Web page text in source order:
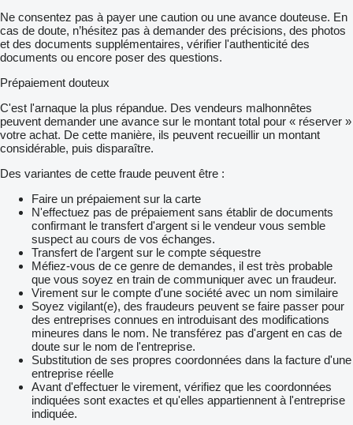
Ne consentez pas à payer une caution ou une avance douteuse. En
cas de doute, n’hésitez pas à demander des précisions, des photos
et des documents supplémentaires, vérifier l'authenticité des
documents ou encore poser des questions.
Prépaiement douteux
C'est l'arnaque la plus répandue. Des vendeurs malhonnêtes
peuvent demander une avance sur le montant total pour « réserver »
votre achat. De cette manière, ils peuvent recueillir un montant
considérable, puis disparaître.
Des variantes de cette fraude peuvent être :
Faire un prépaiement sur la carte
N'effectuez pas de prépaiement sans établir de documents
confirmant le transfert d'argent si le vendeur vous semble
suspect au cours de vos échanges.
Transfert de l'argent sur le compte séquestre
Méfiez-vous de ce genre de demandes, il est très probable
que vous soyez en train de communiquer avec un fraudeur.
Virement sur le compte d'une société avec un nom similaire
Soyez vigilant(e), des fraudeurs peuvent se faire passer pour
des entreprises connues en introduisant des modifications
mineures dans le nom. Ne transférez pas d'argent en cas de
doute sur le nom de l'entreprise.
Substitution de ses propres coordonnées dans la facture d'une
entreprise réelle
Avant d'effectuer le virement, vérifiez que les coordonnées
indiquées sont exactes et qu'elles appartiennent à l'entreprise
indiquée.